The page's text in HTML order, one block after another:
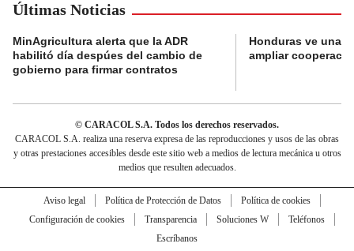
Últimas Noticias
MinAgricultura alerta que la ADR
habilitó día despúes del cambio de
gobierno para firmar contratos
Honduras ve una
ampliar
© CARACOL S.A. Todos los derechos reservados.
CARACOL S.A. realiza una reserva expresa de las reproducciones y usos de las obras
y otras prestaciones accesibles desde este sitio web a medios de lectura mecánica u otros
medios que resulten adecuados.
Aviso legal Política de Protección de Datos
Política de cookies
Configuración de cookies
Transparencia Soluciones W
Teléfonos
Escríbanos